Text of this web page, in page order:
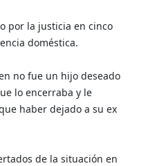
por la justicia en cinco
doméstica.
no fue un hijo deseado
lo encerraba y le
haber dejado a su ex
de la situación en